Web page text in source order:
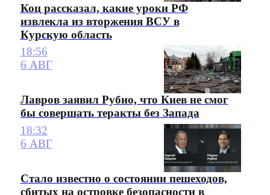
Коц рассказал, какие уроки РФ
извлекла из вторжения ВСУ в
Курскую область
18:56
6 АВГ
Лавров заявил Рубио, что Киев не смог
бы совершать теракты без Запада
18:32
6 АВГ
Стало известно о состоянии пешеходов,
сбитых на островке безопасности в